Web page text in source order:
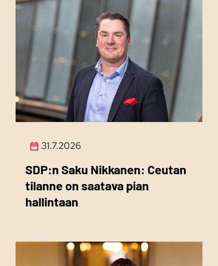
31.7.2026
SDP:n Saku Nikkanen: Ceutan
tilanne on saatava pian
hallintaan